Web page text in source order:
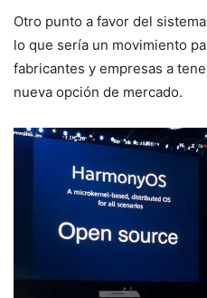
Otro punto a favor del
lo que sería un movimiento
fabricantes y empresas a
nueva opción de mercado.